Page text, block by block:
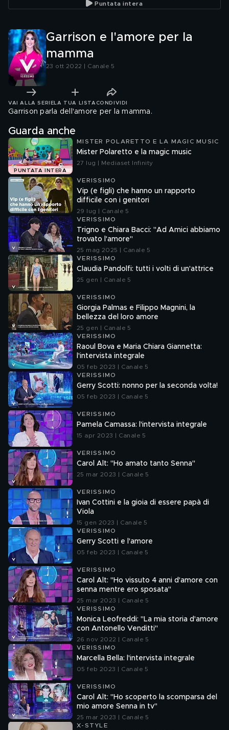
Puntata intera
Garrison e l'amore per la
mamma
23 ott 2022 | Canale 5
VAI ALLA SERIE LA TUA LISTA CONDIVIDI
Garrison parla dell'amore per la mamma.
Guarda anche
PUNTATA INTERA
MISTER POLARETTO E LA MAGIC MUSIC
Mister Polaretto e la magic music
27 lug | Mediaset Infinity
VERISSIMO
Vip (e figli) che hanno un rapporto
difficile con i genitori
29 lug | Canale 5
VERISSIMO
Trigno e Chiara Bacci: "Ad Amici abbiamo
trovato l'amore"
25 mag 2025 | Canale 5
VERISSIMO
Claudia Pandolfi: tutti i volti di un'attrice
25 gen | Canale 5
VERISSIMO
Giorgia Palmas e Filippo Magnini, la
bellezza del loro amore
25 gen | Canale 5
VERISSIMO
Raoul Bova e Maria Chiara Giannetta:
l'intervista integrale
05 feb 2023 | Canale 5
VERISSIMO
Gerry Scotti: nonno per la seconda volta!
05 feb 2023 | Canale 5
VERISSIMO
Pamela Camassa: l'intervista integrale
15 apr 2023 | Canale 5
VERISSIMO
Carol Alt: "Ho amato tanto Senna"
25 mar 2023 | Canale 5
VERISSIMO
Ivan Cottini e la gioia di essere papà di
Viola
15 gen 2023 | Canale 5
VERISSIMO
Gerry Scotti e l'amore
05 feb 2023 | Canale 5
VERISSIMO
Carol Alt: "Ho vissuto 4 anni d'amore con
senna mentre ero sposata"
25 mar 2023 | Canale 5
VERISSIMO
Monica Leofreddi: "La mia storia d'amore
con Antonello Venditti"
26 nov 2022 | Canale 5
VERISSIMO
Marcella Bella: l'intervista integrale
05 feb 2023 | Canale 5
VERISSIMO
Carol Alt: "Ho scoperto la scomparsa del
mio amore Senna in tv"
25 mar 2023 | Canale 5
X-STYLE